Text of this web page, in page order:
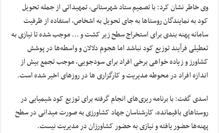
وی خاطر نشان کرد: با تصمیم ستاد شهرستانی، تمهیداتی از جمله تحویل
کود به نمایندگان روستاها به جای تحویل به اشخاص، استفاده از ظرفیت
سامانه پهنه بندی برای استخراج سطح زیر کشت و … موجب شده تا نیازی به
تعطیلی فرآیند توزیع کود نباشد اما هجوم دلالان و واسطه‌ها در پوشش
کشاورز و زیاده خواهی برخی افراد برای سودجویی، موجب تجمع بیش از
اندازه افراد در محوطه مدیریت و کارگزاری ها در روزهای اخیر شده است.
اسدی گفت: با برنامه ریزی‌های انجام گرفته برای توزیع کود شیمیایی در
روستاهای باقیمانده، کارشناسان جهاد کشاورزی به صورت میدانی در سطح
پهنه‌ها حضور یافته و نیازی به حضور کشاورزان در مدیریت نیست.